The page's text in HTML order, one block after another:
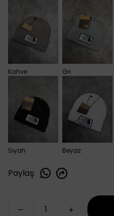
Kahve Gri
Siyah Beyaz
Paylaş: